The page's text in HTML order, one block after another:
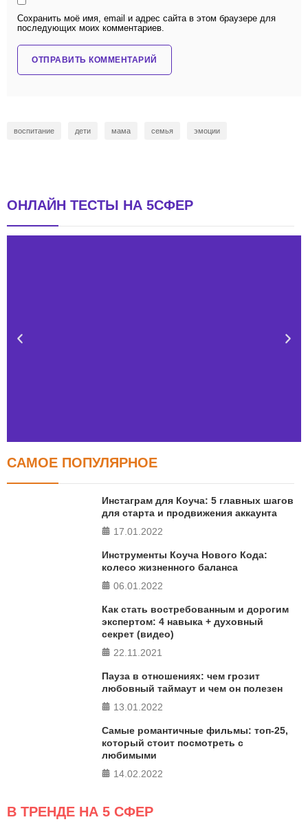
Сохранить моё имя, email и адрес сайта в этом браузере для
последующих моих комментариев.
воспитание дети мама семья эмоции
ОНЛАЙН ТЕСТЫ НА 5СФЕР
Тест FERMI
в 5 главных сферах
САМОЕ ПОПУЛЯРНОЕ
Инстаграм для Коуча: 5 главных шагов
для старта и продвижения аккаунта
17.01.2022
Инструменты Коуча Нового Кода:
колесо жизненного баланса
06.01.2022
Как стать востребованным и дорогим
экспертом: 4 навыка + духовный
секрет (видео)
22.11.2021
Пауза в отношениях: чем грозит
любовный таймаут и чем он полезен
13.01.2022
Самые романтичные фильмы: топ-25,
который стоит посмотреть с
любимыми
14.02.2022
В ТРЕНДЕ НА 5 СФЕР